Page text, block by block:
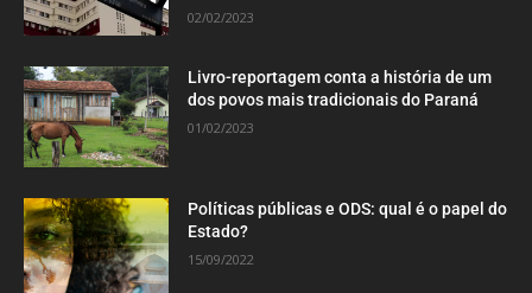
02/02/2023
Livro-reportagem conta a história de um
dos povos mais tradicionais do Paraná
01/02/2023
Políticas públicas e ODS: qual é o papel do
Estado?
15/09/2022